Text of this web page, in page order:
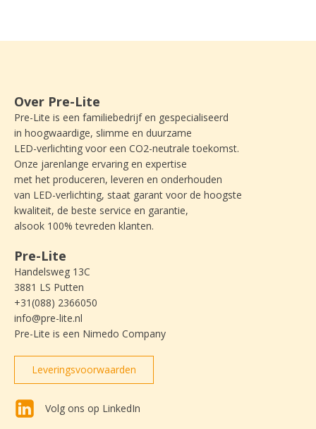
Over Pre-Lite
Pre-Lite is een familiebedrijf en gespecialiseerd
in hoogwaardige, slimme en duurzame
LED-verlichting voor een CO2-neutrale toekomst.
Onze jarenlange ervaring en expertise
met het produceren, leveren en onderhouden
van LED-verlichting, staat garant voor de hoogste
kwaliteit, de beste service en garantie,
alsook 100% tevreden klanten.
Pre-Lite
Handelsweg 13C
3881 LS Putten
+31(088) 2366050
info@pre-lite.nl
Pre-Lite is een Nimedo Company
Leveringsvoorwaarden
Volg ons op LinkedIn